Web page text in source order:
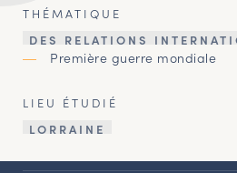
THÉMATIQUE
DES RELATIONS
Première guerre mondiale
LIEU ÉTUDIÉ
LORRAINE